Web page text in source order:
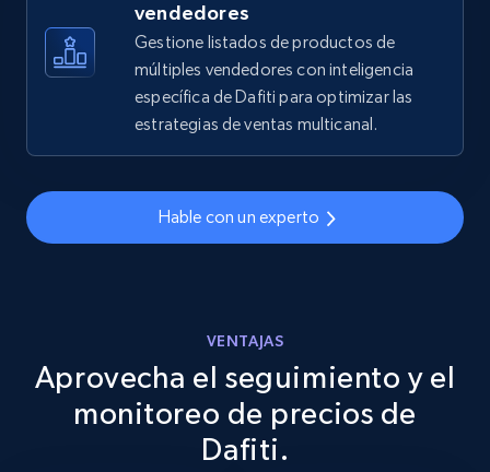
668+ Comenzar ahora
eBay
URL, Product id, Title, Seller name, Seller rating,
Seller reviews, Breadcrumbs, Root category, and
vendedores
Gestione listados de productos de
múltiples vendedores con inteligencia
específica de Dafiti para optimizar las
estrategias de ventas multicanal.
Hable con un experto
VENTAJAS
Aprovecha el seguimiento y el
monitoreo de precios de
Dafiti.